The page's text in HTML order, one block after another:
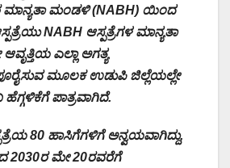
ಮಾನ್ಯತಾ ಮಂಡಳಿ (NABH) ಯಿಂದ
NABH ಆಸ್ಪತ್ರೆಗಳ ಮಾನ್ಯತಾ
ಎಲ್ಲಾ ಅಗತ್ಯ
ಮೂಲಕ‌ ಉಡುಪಿ ಜಿಲ್ಲೆಯಲ್ಲೇ
ಪಾತ್ರವಾಗಿದೆ.
80 ಹಾಸಿಗೆಗಳಿಗೆ ಅನ್ವಯವಾಗಿದ್ದು,
2030ರ ಮೇ 20ರವರೆಗೆ